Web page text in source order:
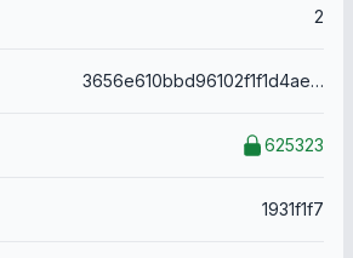
2
3656e610bbd96102f1f1d4aef9d84cf1e0a6c828bf5b2d835a386e9a7ba500ad
625323
1931f1f7